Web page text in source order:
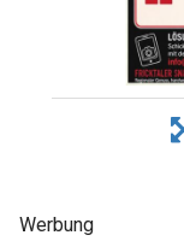
Werbung